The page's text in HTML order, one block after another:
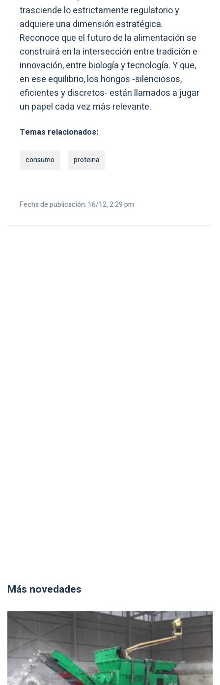
trasciende lo estrictamente regulatorio y
adquiere una dimensión estratégica.
Reconoce que el futuro de la alimentación se
construirá en la intersección entre tradición e
innovación, entre biología y tecnología. Y que,
en ese equilibrio, los hongos -silenciosos,
eficientes y discretos- están llamados a jugar
un papel cada vez más relevante.
Temas relacionados:
consumo proteina
Fecha de publicación: 16/12, 2:29 pm
Más novedades